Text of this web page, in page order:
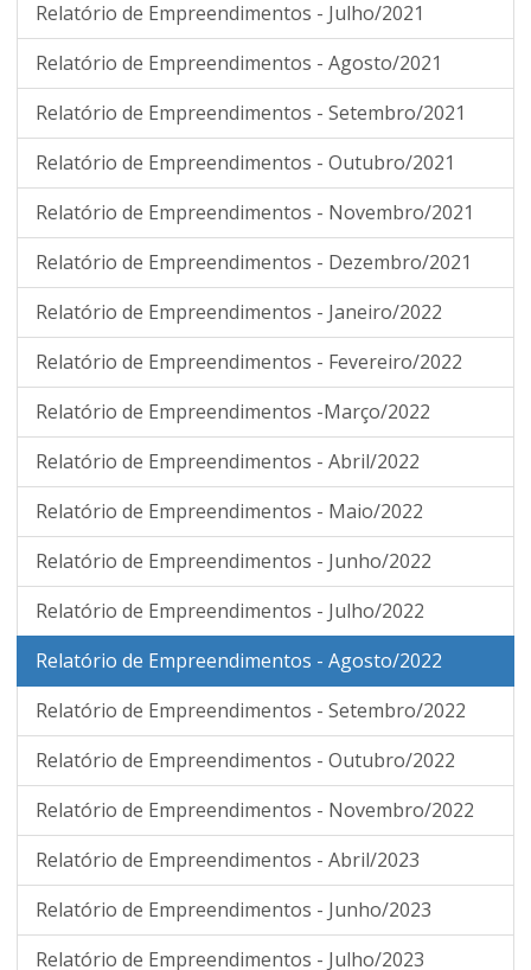
Relatório de Empreendimentos - Julho/2021
Relatório de Empreendimentos - Agosto/2021
Relatório de Empreendimentos - Setembro/2021
Relatório de Empreendimentos - Outubro/2021
Relatório de Empreendimentos - Novembro/2021
Relatório de Empreendimentos - Dezembro/2021
Relatório de Empreendimentos - Janeiro/2022
Relatório de Empreendimentos - Fevereiro/2022
Relatório de Empreendimentos -Março/2022
Relatório de Empreendimentos - Abril/2022
Relatório de Empreendimentos - Maio/2022
Relatório de Empreendimentos - Junho/2022
Relatório de Empreendimentos - Julho/2022
Relatório de Empreendimentos - Agosto/2022
Relatório de Empreendimentos - Setembro/2022
Relatório de Empreendimentos - Outubro/2022
Relatório de Empreendimentos - Novembro/2022
Relatório de Empreendimentos - Abril/2023
Relatório de Empreendimentos - Junho/2023
Relatório de Empreendimentos - Julho/2023